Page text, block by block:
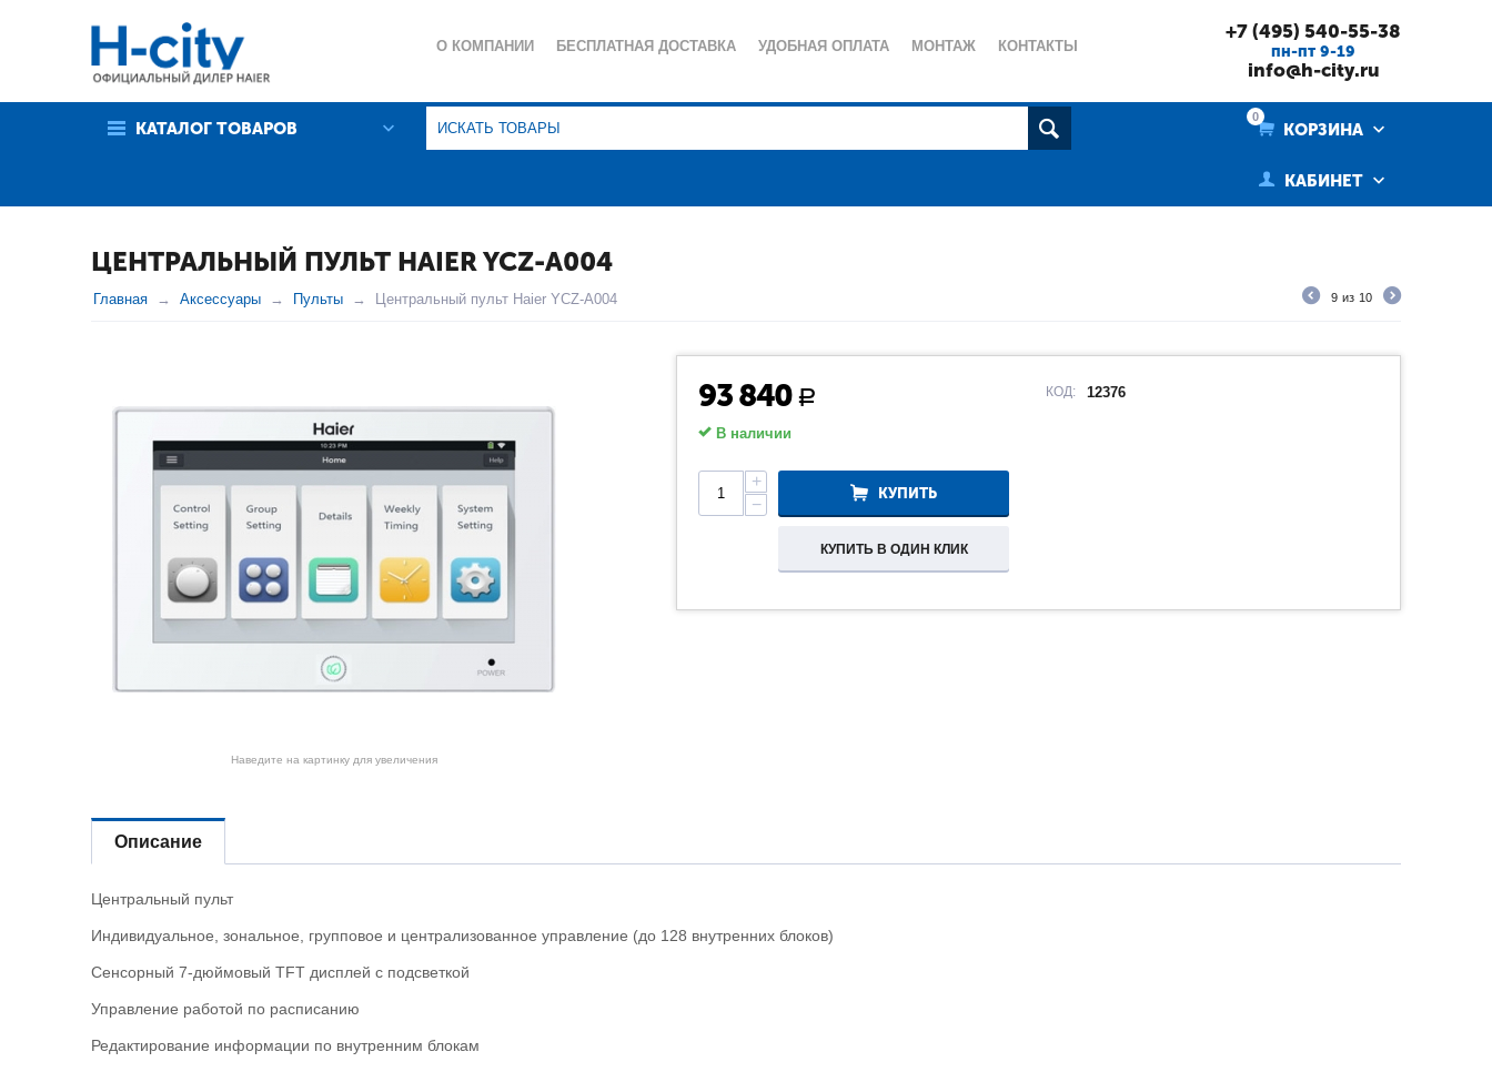
О КОМПАНИИ БЕСПЛАТНАЯ ДОСТАВКА УДОБНАЯ ОПЛАТА МОНТАЖ КОНТАКТЫ
+7 (495) 540-55-38
пн-пт 9-19
info@h-city.ru
КАТАЛОГ ТОВАРОВ
0
КОРЗИНА
КАБИНЕТ
ЦЕНТРАЛЬНЫЙ ПУЛЬТ HAIER YCZ-A004
Главная Аксессуары Пульты Центральный пульт Haier YCZ-A004 9 из 10
Наведите на картинку для увеличения
93 840 Р
В наличии
+
−
КУПИТЬ
КУПИТЬ В ОДИН КЛИК
КОД: 12376
Описание
Центральный пульт
Индивидуальное, зональное, групповое и централизованное управление (до 128 внутренних блоков)
Сенсорный 7-дюймовый TFT дисплей с подсветкой
Управление работой по расписанию
Редактирование информации по внутренним блокам